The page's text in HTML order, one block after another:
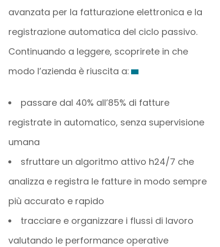
avanzata per la fatturazione elettronica e la
registrazione automatica del ciclo passivo.
Continuando a leggere, scoprirete in che
modo l’azienda è riuscita a:
passare dal 40% all’85% di fatture
registrate in automatico, senza supervisione
umana
sfruttare un algoritmo attivo h24/7 che
analizza e registra le fatture in modo sempre
più accurato e rapido
tracciare e organizzare i flussi di lavoro
valutando le performance operative